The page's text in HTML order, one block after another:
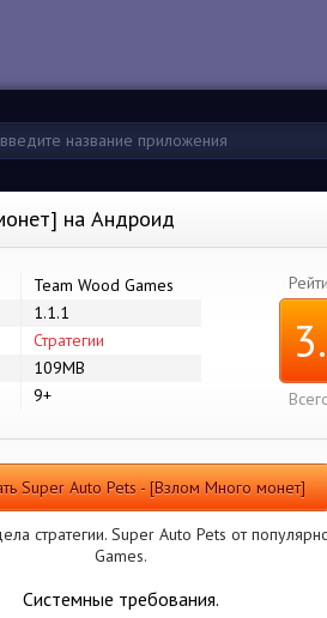
на Андроид
Team Wood Games
1.1.1
Стратегии
109MB
9+
Super Auto Pets - [Взлом Много монет]
стратегии. Super Auto Pets от
Games.
Системные требования.